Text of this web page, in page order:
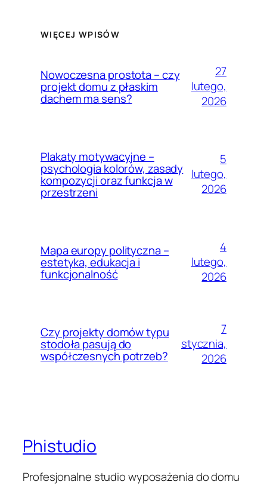
WIĘCEJ WPISÓW
Nowoczesna prostota – czy
projekt domu z płaskim
dachem ma sens?
27
lutego,
2026
Plakaty motywacyjne –
psychologia kolorów, zasady
kompozycji oraz funkcja w
przestrzeni
5
lutego,
2026
Mapa europy polityczna –
estetyka, edukacja i
funkcjonalność
4
lutego,
2026
Czy projekty domów typu
stodoła pasują do
współczesnych potrzeb?
7
stycznia,
2026
Phistudio
Profesjonalne studio wyposażenia do domu